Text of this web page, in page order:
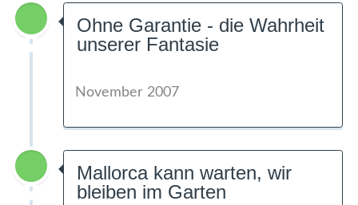
Ohne Garantie - die Wahrheit
unserer Fantasie
November 2007
Mallorca kann warten, wir
bleiben im Garten